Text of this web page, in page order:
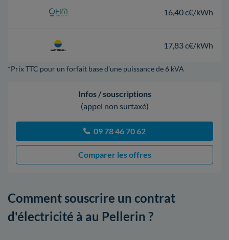
16,40 c€/kWh
17,83 c€/kWh
*Prix TTC pour un forfait base d’une puissance de 6 kVA
Infos / souscriptions
(appel non surtaxé)
09 78 46 70 62
Comparer les offres
Comment souscrire un contrat
d'électricité à au Pellerin ?